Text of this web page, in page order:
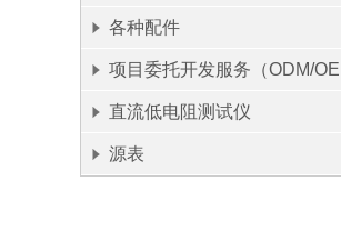
各种配件
直流低电阻测试仪
源表